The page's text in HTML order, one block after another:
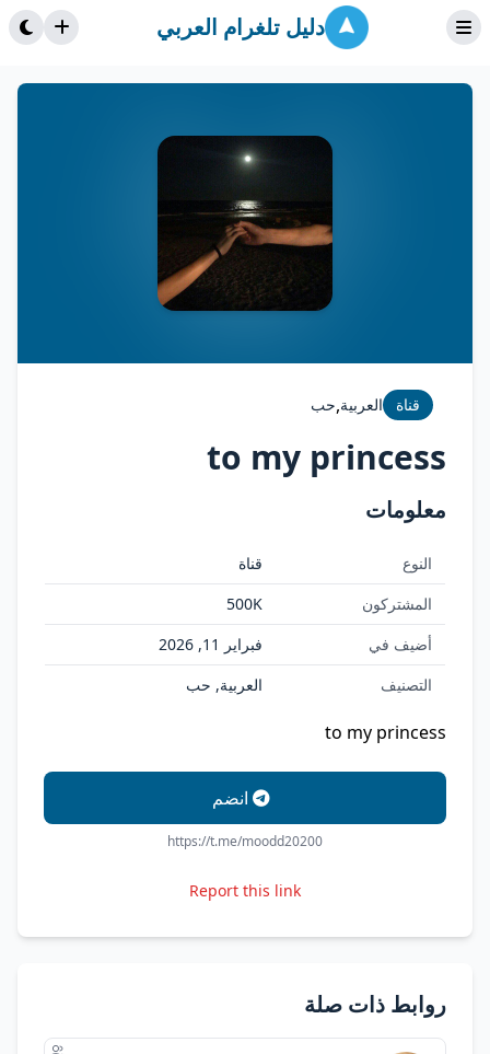
دليل تلغرام العربي
قناة العربية,حب
to my princess
معلومات
النوع
قناة
المشتركون
500K
أضيف في
فبراير 11, 2026
التصنيف
العربية, حب
to my princess
انضم
https://t.me/moodd20200
Report this link
روابط ذات صلة